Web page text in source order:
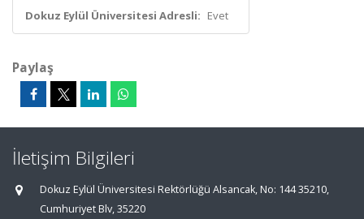
Dokuz Eylül Üniversitesi Adresli: Evet
Paylaş
İletişim Bilgileri
Dokuz Eylül Üniversitesi Rektörlüğü Alsancak, No: 144 35210,
Cumhuriyet Blv, 35220